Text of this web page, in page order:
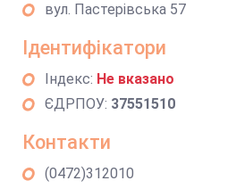
вул. Пастерівська 57
Ідентифікатори
Індекс: Не вказано
ЄДРПОУ: 37551510
Контакти
(0472)312010